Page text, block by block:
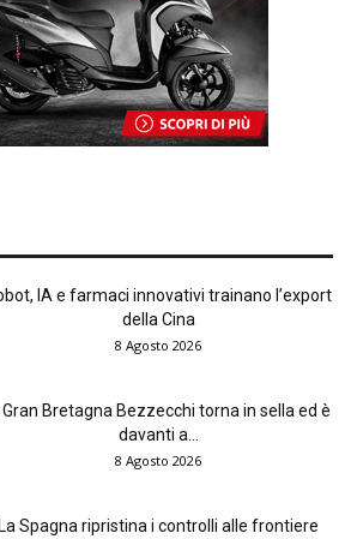
IA e farmaci innovativi trainano l’export
della Cina
8 Agosto 2026
Gran Bretagna Bezzecchi torna in sella ed è
davanti a...
8 Agosto 2026
La Spagna ripristina i controlli alle frontiere